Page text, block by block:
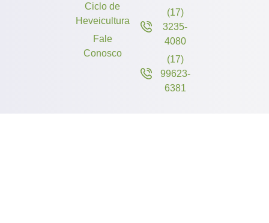
Ciclo de
Heveicultura
Fale
Conosco
(17)
3235-
4080
(17)
99623-
6381